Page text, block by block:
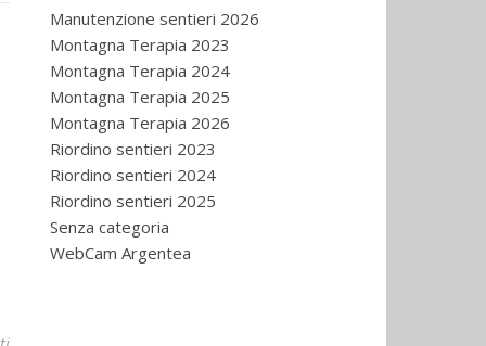
su Gita intersezionale LPV in Valpelline
Manutenzione sentieri 2026
Montagna Terapia 2023
Montagna Terapia 2024
Montagna Terapia 2025
Montagna Terapia 2026
Riordino sentieri 2023
Riordino sentieri 2024
Riordino sentieri 2025
Senza categoria
WebCam Argentea